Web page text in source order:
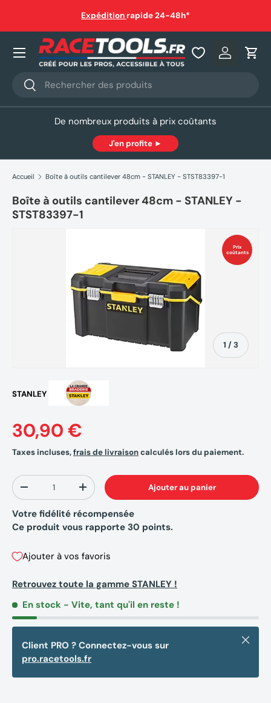
Aller au contenu
Expédition rapide 24-48h*
Recherche
Rechercher
Se
Nos produits
De nombreux produits à prix coûtants
J'en profite ►
Accueil Boîte à outils cantilever 48cm - STANLEY - STST83397-1
Boîte à outils cantilever 48cm - STANLEY -
STST83397-1
Prix
coûtants
1 /de
3
STANLEY
30,90 €
Taxes incluses,frais de livraisoncalculés lors du paiement.
Qté
-
+ Ajouter au panier
Votre fidélité récompensée
Ce produit vous rapporte 30 points.
Ajouter à vos favoris
Retrouvez toute la gamme STANLEY !
En stock - Vite, tant qu'il en reste !
Client PRO ? Connectez-vous sur
pro.racetools.fr
Fermer